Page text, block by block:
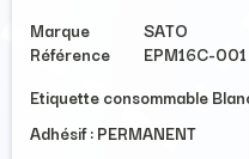
Marque
SATO
Référence
EPM16C-001
Etiquette consommable
Adhésif : PERMANENT